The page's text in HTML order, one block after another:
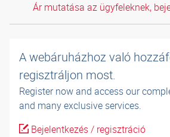
Ár mutatása az ügyfeleknek,
A webáruházhoz való
regisztráljon most.
Register now and access our
and many exclusive services.
Bejelentkezés / regisztráció